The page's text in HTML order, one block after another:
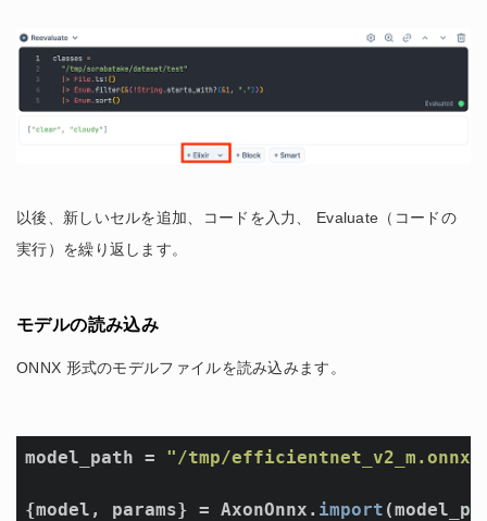
以後、新しいセルを追加、コードを入力、 Evaluate（コードの
実行）を繰り返します。
モデルの読み込み
ONNX 形式のモデルファイルを読み込みます。
model_path = "/tmp/efficientnet_v2_m.onnx"
{model, params} = AxonOnnx. import